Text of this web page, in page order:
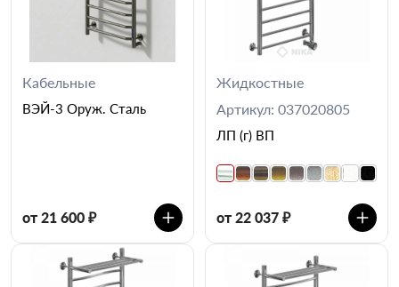
Кабельные
ВЭЙ-3 Оруж. Сталь
от 21 600 ₽
Жидкостные
Артикул: 037020805
ЛП (г) ВП
от 22 037 ₽